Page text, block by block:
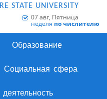
STATE UNIVERSITY
07 авг, Пятница
неделя по числителю
Образование
Социальная сфера